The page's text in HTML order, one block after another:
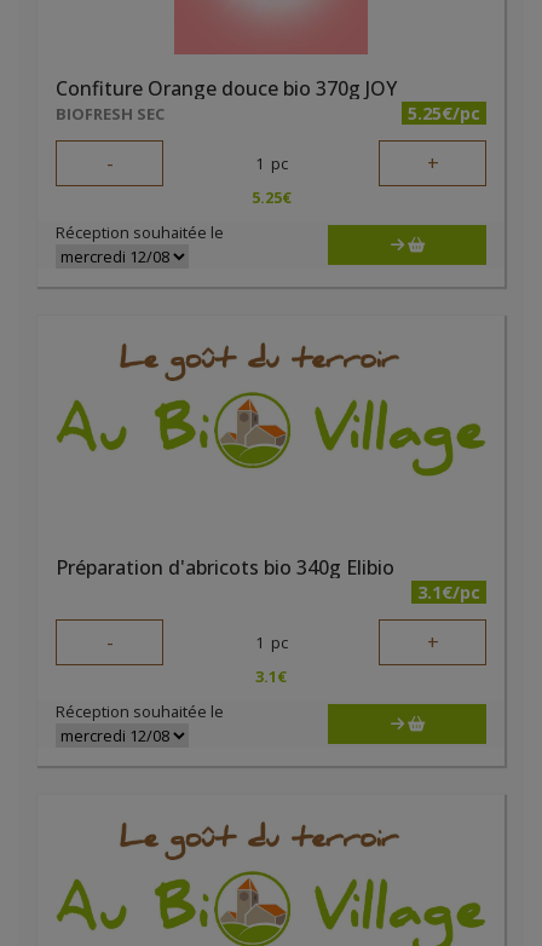
Confiture Orange douce bio 370g JOY
BIOFRESH SEC 5.25€/pc
- 1 pc +
5.25€
Réception souhaitée le
Préparation d'abricots bio 340g Elibio
3.1€/pc
- 1 pc +
3.1€
Réception souhaitée le